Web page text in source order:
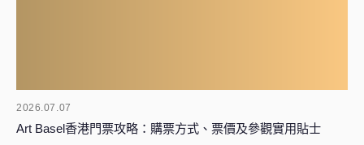
2026.07.07
Art Basel香港門票攻略：購票方式、票價及參觀實用貼士